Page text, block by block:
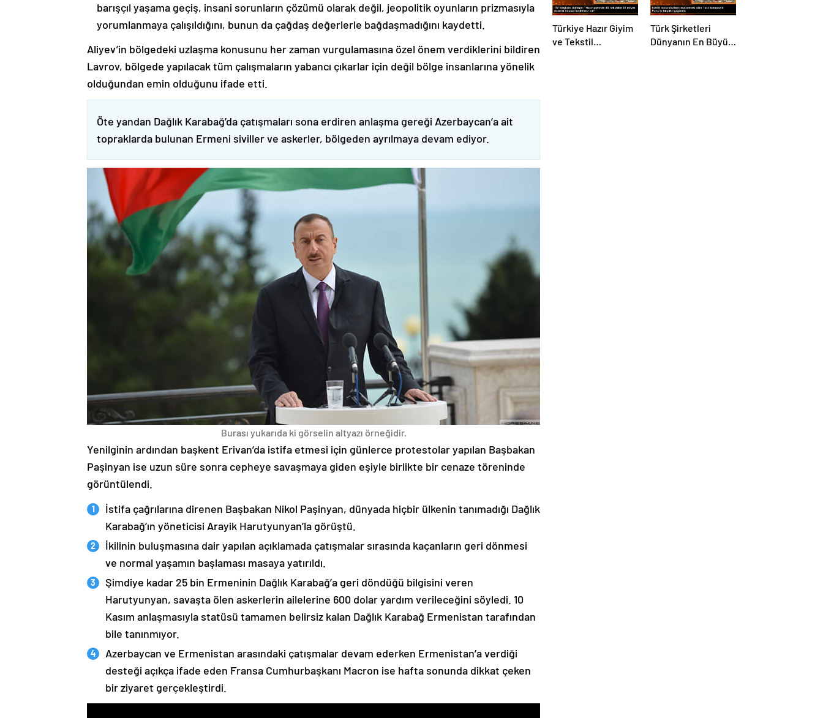
barışçıl yaşama geçiş, insani sorunların çözümü olarak değil, jeopolitik oyunların prizmasıyla
yorumlanmaya çalışıldığını, bunun da çağdaş değerlerle bağdaşmadığını kaydetti.
Aliyev’in bölgedeki uzlaşma konusunu her zaman vurgulamasına özel önem verdiklerini bildiren
Lavrov, bölgede yapılacak tüm çalışmaların yabancı çıkarlar için değil bölge insanlarına yönelik
olduğundan emin olduğunu ifade etti.
Öte yandan Dağlık Karabağ’da çatışmaları sona erdiren anlaşma gereği Azerbaycan’a ait
topraklarda bulunan Ermeni siviller ve askerler, bölgeden ayrılmaya devam ediyor.
Burası yukarıda ki görselin altyazı örneğidir.
Yenilginin ardından başkent Erivan’da istifa etmesi için günlerce protestolar yapılan Başbakan
Paşinyan ise uzun süre sonra cepheye savaşmaya giden eşiyle birlikte bir cenaze töreninde
görüntülendi.
İstifa çağrılarına direnen Başbakan Nikol Paşinyan, dünyada hiçbir ülkenin tanımadığı Dağlık
Karabağ’ın yöneticisi Arayik Harutyunyan’la görüştü.
İkilinin buluşmasına dair yapılan açıklamada çatışmalar sırasında kaçanların geri dönmesi
ve normal yaşamın başlaması masaya yatırıldı.
Şimdiye kadar 25 bin Ermeninin Dağlık Karabağ’a geri döndüğü bilgisini veren
Harutyunyan, savaşta ölen askerlerin ailelerine 600 dolar yardım verileceğini söyledi. 10
Kasım anlaşmasıyla statüsü tamamen belirsiz kalan Dağlık Karabağ Ermenistan tarafından
bile tanınmıyor.
Azerbaycan ve Ermenistan arasındaki çatışmalar devam ederken Ermenistan’a verdiği
desteği açıkça ifade eden Fransa Cumhurbaşkanı Macron ise hafta sonunda dikkat çeken
bir ziyaret gerçekleştirdi.
Türkiye Hazır Giyim
ve Tekstil
Türk Şirketleri
Dünyanın En Büyük